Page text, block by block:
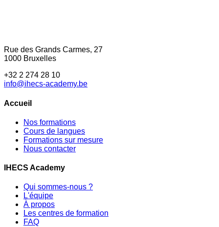
Rue des Grands Carmes, 27
1000 Bruxelles
+32 2 274 28 10
info@ihecs-academy.be
Accueil
Nos formations
Cours de langues
Formations sur mesure
Nous contacter
IHECS Academy
Qui sommes-nous ?
L'équipe
À propos
Les centres de formation
FAQ